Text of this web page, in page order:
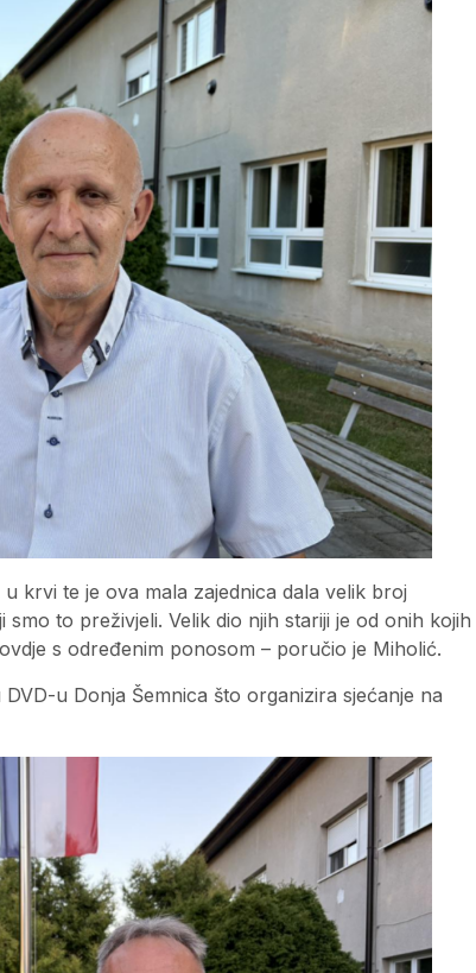
krvi te je ova mala zajednica dala velik broj
to preživjeli. Velik dio njih stariji je od onih kojih
s određenim ponosom – poručio je Miholić.
u Donja Šemnica što organizira sjećanje na